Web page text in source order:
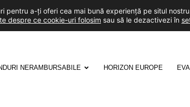
NERAMBURSABILE HORIZON EUROPE
pentru a-ți oferi cea mai bună experiență pe situl
despre ce cookie-uri folosim sau să le dezactivezi în